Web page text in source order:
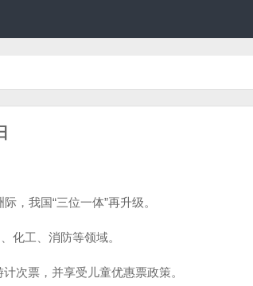
，我国“三位一体”再升级。
化工、消防等领域。
次票，并享受儿童优惠票政策。